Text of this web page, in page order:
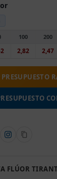
100
2,82
200
2,47
PRESUPUESTO
FLÚOR